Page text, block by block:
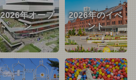
2026年オープ
ン
2026年のイベ
ント